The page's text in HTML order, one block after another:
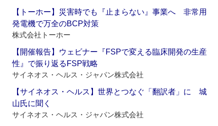
【トーホー】災害時でも『止まらない』事業へ 非常用
発電機で万全のBCP対策
株式会社トーホー
【開催報告】ウェビナー『FSPで変える臨床開発の生産
性』で振り返るFSP戦略
サイネオス・ヘルス・ジャパン株式会社
【サイネオス・ヘルス】世界とつなぐ「翻訳者」に 城
山氏に聞く
サイネオス・ヘルス・ジャパン株式会社